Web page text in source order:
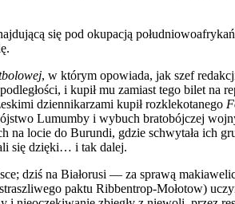
się pod okupacją
, w którym opowiada, jak szef
i kupił mu zamiast tego bilet
dziennikarzami kupił rozklekotanego
Lumumby i wybuch bratobójczej
locie do Burundi, gdzie schwytała ich
się dzięki… i tak dalej.
dziś na Białorusi — za sprawą
paktu Ribbentrop-Mołotow)